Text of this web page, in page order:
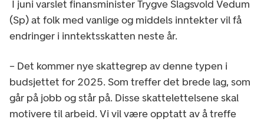
I juni varslet finansminister Trygve Slagsvold Vedum
(Sp) at folk med vanlige og middels inntekter vil få
endringer i inntektsskatten neste år.
– Det kommer nye skattegrep av denne typen i
budsjettet for 2025. Som treffer det brede lag, som
går på jobb og står på. Disse skattelettelsene skal
motivere til arbeid. Vi vil være opptatt av å treffe